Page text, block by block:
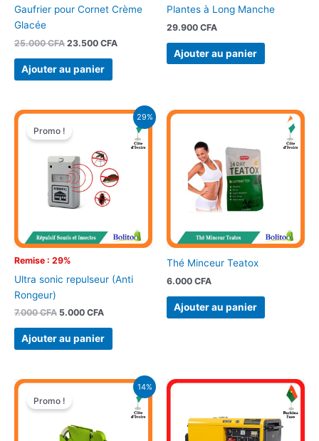
Gaufrier pour Cornet Crème
Glacée
25.000CFA 23.500 CFA
Ajouter au panier
Plantes à Long Manche
29.900 CFA
Ajouter au panier
29%
Remise : 29%
Promo !
Ultra sonic repulseur (Anti
Rongeur)
7.000CFA
Le
prix
initial
7.000 CFA.
5.000 CFA
Le
5.000 CFA.
Ajouter au panier
Thé Minceur Teatox
6.000 CFA
Ajouter au panier
14%
Promo !
Le
prix
initial
9.900 CFA.
Le